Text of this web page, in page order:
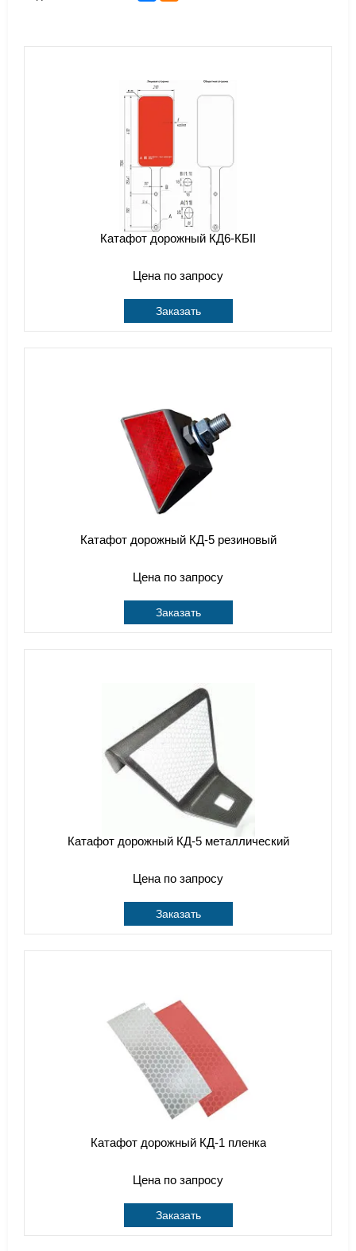
Катафот дорожный КД6-КБII
Цена по запросу
Заказать
Катафот дорожный КД-5 резиновый
Цена по запросу
Заказать
Катафот дорожный КД-5 металлический
Цена по запросу
Заказать
Катафот дорожный КД-1 пленка
Цена по запросу
Заказать